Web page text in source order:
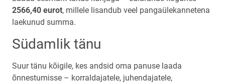
2566,40 eurot, millele lisandub veel pangaülekannetena
laekunud summa.
Südamlik tänu
Suur tänu kõigile, kes andsid oma panuse laada
õnnestumisse – korraldajatele, juhendajatele,